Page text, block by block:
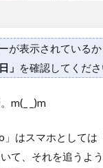
が表示されているか
」 を確認してくだ
m(_ _)m
」はスマホとして
て、それを追うよ